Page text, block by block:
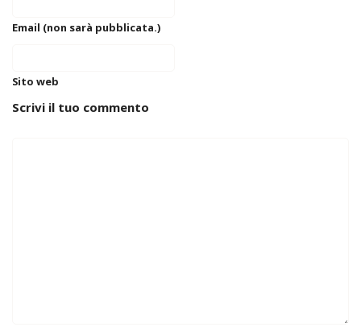
Email (non sarà pubblicata.)
Sito web
Scrivi il tuo commento